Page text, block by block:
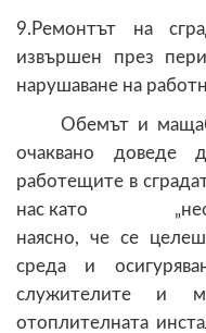
9.Ремонтът на
извършен през
нарушаване на
Обемът и
очаквано доведе
работещите в
нас като
наясно, че се
среда и
служителите и
отоплителната